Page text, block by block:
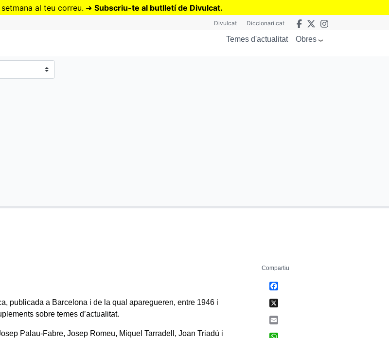
Vés
al teu correu. ➜ Subscriu-te al butlletí de Divulcat.
Divulcat Diccionari.cat
Temes d'actualitat Obres
publicada a Barcelona i de la qual aparegueren, entre 1946 i
sobre temes d’actualitat.
Palau-Fabre, Josep Romeu, Miquel Tarradell, Joan Triadú i
Compartiu